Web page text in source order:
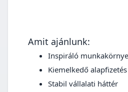
Amit ajánlunk:
Inspiráló
Kiemelkedő
Stabil vállalati háttér